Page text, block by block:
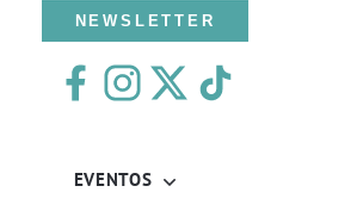
NEWSLETTER
EVENTOS